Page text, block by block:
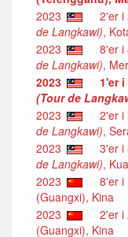
2023
2'er i
de Langkawi),
2023
8'er i
de Langkawi),
2023
1'er
(Tour de
2023
2'er i
de Langkawi),
2023
3'er i
de Langkawi),
2023
8'er i
(Guangxi), Kina
2023
2'er i
(Guangxi), Kina